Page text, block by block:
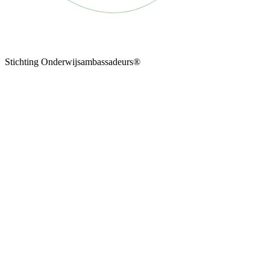
Stichting Onderwijsambassadeurs®